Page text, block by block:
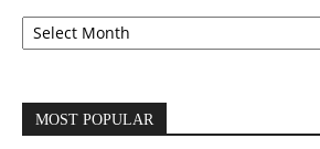
Archives
MOST POPULAR